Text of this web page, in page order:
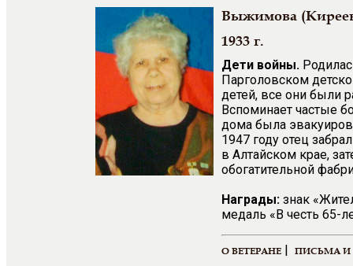
Выжимова
1933 г.
Дети войны.
Парголовском
детей, все они были
Вспоминает частые
дома была
1947 году отец
в Алтайском крае,
обогатительной
Награды: знак
медаль «В честь 65-
О ВЕТЕРАНЕ | ПИСЬМА И